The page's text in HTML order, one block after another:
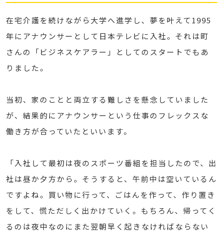
在宅介護を続けながら大学へ進学し、夢を叶えて1995
年にアナウンサーとして日本テレビに入社。それは町
さんの「ビジネスケアラー」としてのスタートでもあ
りました。
当初、家のことと両立する難しさを懸念していました
が、結果的にアナウンサーという仕事のフレックスな
働き方が合っていたといいます。
「入社して最初は夜のスポーツ番組を担当したので、出
社は昼か夕方から。そうすると、午前中は空いているん
ですよね。買い物に行って、ごはんを作って、作り置き
をして、慌ただしく出かけていく。もちろん、帰ってく
るのは夜中なのにまた翌朝早く起きなければならない